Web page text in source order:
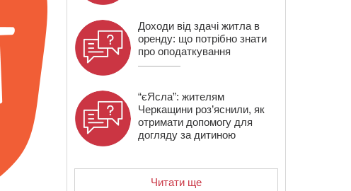
Доходи від здачі житла в
оренду: що потрібно знати
про оподаткування
“єЯсла”: жителям
Черкащини роз’яснили, як
отримати допомогу для
догляду за дитиною
Читати ще